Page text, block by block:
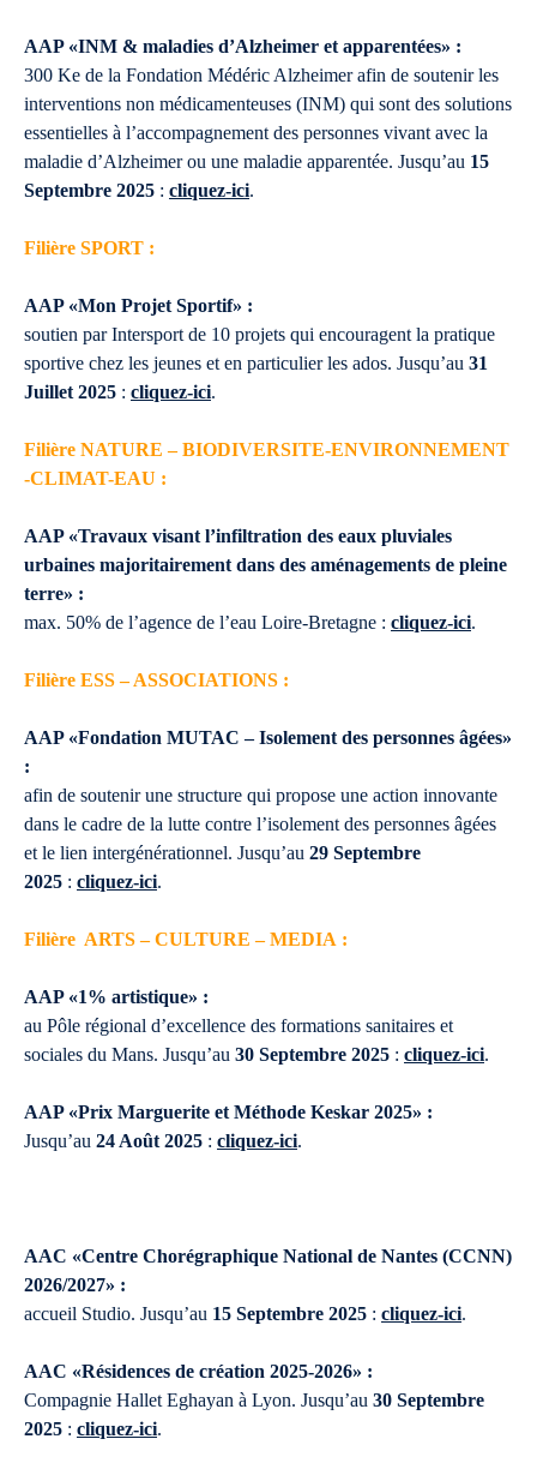
AAP «INM & maladies d’Alzheimer et apparentées» :
300 Ke de la Fondation Médéric Alzheimer afin de soutenir les
interventions non médicamenteuses (INM) qui sont des solutions
essentielles à l’accompagnement des personnes vivant avec la
maladie d’Alzheimer ou une maladie apparentée. Jusqu’au 15
Septembre 2025 : cliquez-ici.
Filière SPORT :
AAP «Mon Projet Sportif» :
soutien par Intersport de 10 projets qui encouragent la pratique
sportive chez les jeunes et en particulier les ados. Jusqu’au 31
Juillet 2025 : cliquez-ici.
Filière NATURE – BIODIVERSITE-ENVIRONNEMENT
-CLIMAT-EAU :
AAP «Travaux visant l’infiltration des eaux pluviales
urbaines majoritairement dans des aménagements de pleine
terre» :
max. 50% de l’agence de l’eau Loire-Bretagne : cliquez-ici.
Filière ESS – ASSOCIATIONS :
AAP «Fondation MUTAC – Isolement des personnes âgées»
:
afin de soutenir une structure qui propose une action innovante
dans le cadre de la lutte contre l’isolement des personnes âgées
et le lien intergénérationnel. Jusqu’au 29 Septembre
2025 : cliquez-ici.
Filière ARTS – CULTURE – MEDIA :
AAP «1% artistique» :
au Pôle régional d’excellence des formations sanitaires et
sociales du Mans. Jusqu’au 30 Septembre 2025 : cliquez-ici.
AAP «Prix Marguerite et Méthode Keskar 2025» :
Jusqu’au 24 Août 2025 : cliquez-ici.
AAC «Centre Chorégraphique National de Nantes (CCNN)
2026/2027» :
accueil Studio. Jusqu’au 15 Septembre 2025 : cliquez-ici.
AAC «Résidences de création 2025-2026» :
Compagnie Hallet Eghayan à Lyon. Jusqu’au 30 Septembre
2025 : cliquez-ici.